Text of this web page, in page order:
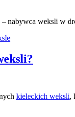
weksli w
kieleckich weksli,